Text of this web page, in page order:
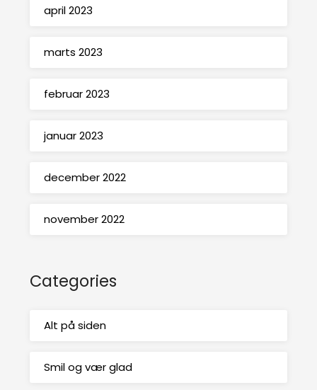
april 2023
marts 2023
februar 2023
januar 2023
december 2022
november 2022
Categories
Alt på siden
Smil og vær glad